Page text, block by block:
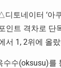
토네이터 ‘아
인트 격차로 단
서 1, 2위에 올
수(oksusu)를